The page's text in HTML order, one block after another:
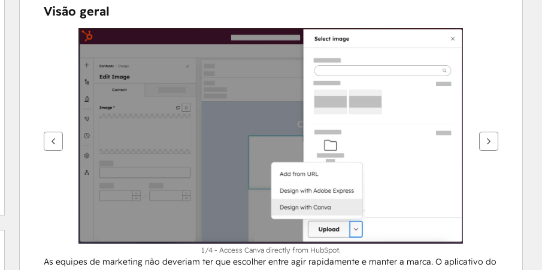
Visão geral
1/4 - Access Canva directly from HubSpot.
As equipes de marketing não deveriam ter que escolher entre agir rapidamente e manter a marca. O aplicativo do